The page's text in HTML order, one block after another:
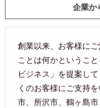
企業か
創業以来、お客様に
ことは何かというこ
ビジネス」を提案し
くのお客様にご支持
市、所沢市、鶴ヶ島